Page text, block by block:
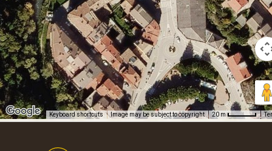
Keyboard shortcuts Image may be subject to copyright 20 m